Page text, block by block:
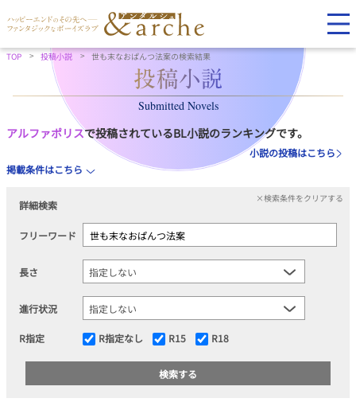
TOP 投稿小説 世も末なおぱんつ法案の検索結果
Submitted Novels
アルファポリスで投稿されているBL小説のランキングです。
小説の投稿はこちら
掲載条件はこちら
詳細検索
×検索条件をクリアする
フリーワード
長さ
進行状況
R指定 R指定なし R15 R18